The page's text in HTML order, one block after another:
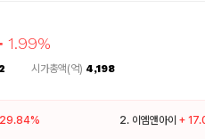
1.99%
시가총액(억) 4,198
2. 이엠앤아이 +